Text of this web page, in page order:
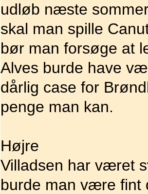
udløb næste
skal man spille
bør man forsøge at
Alves burde have
dårlig case for
penge man kan.
Højre
Villadsen har været
burde man være fint